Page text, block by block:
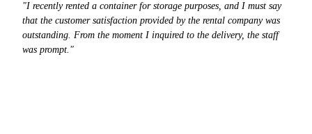
"I recently rented a container for storage purposes, and I must say
that the customer satisfaction provided by the rental company was
outstanding. From the moment I inquired to the delivery, the staff
was prompt."